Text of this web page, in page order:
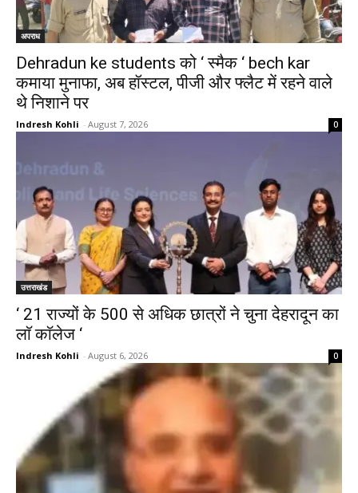
अपराध
Dehradun ke students को ‘ स्मैक ‘ bech kar
कमाया मुनाफा, अब हॉस्टल, पीजी और फ्लैट में रहने वाले
थे निशाने पर
Indresh Kohli - August 7, 2026 0
उत्तराखंड
‘ 21 राज्यों के 500 से अधिक छात्रों ने चुना देहरादून का
लाॅ काॅलेज ‘
Indresh Kohli - August 6, 2026 0